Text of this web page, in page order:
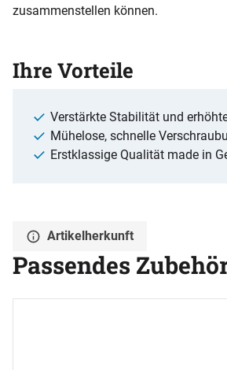
zusammenstellen können.
Ihre Vorteile
Verstärkte Stabilität und
Mühelose, schnelle
Erstklassige Qualität made in
Artikelherkunft
Passendes